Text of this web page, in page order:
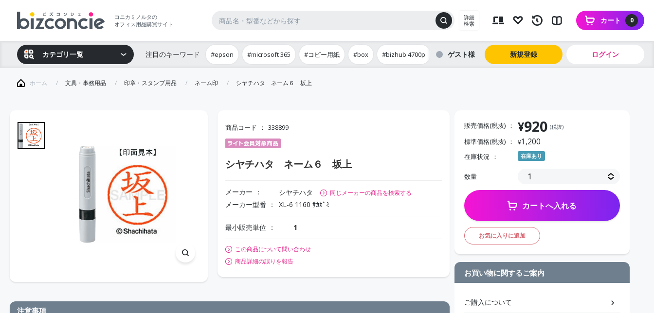
コニカミノルタの
オフィス用品購買サイト
詳細
検索
0
カート
カテゴリ一覧 注目のキーワード #epson #microsoft 365 #コピー用紙 #box #bizhub 4700p ゲスト 新規登録 ログイン
ホーム 文具・事務用品 印章・スタンプ用品 ネーム印 シヤチハタ ネーム６ 坂上
商品コード 338899
シヤチハタ ネーム６ 坂上
メーカー シヤチハタ 同じメーカーの商品を検索する
メーカー型番 XL-6 1160 ｻｶｶﾞﾐ
最小販売単位 1
この商品について問い合わせ
商品詳細の誤りを報告
注意事項
販売価格(税抜) ¥920 (税抜)
標準価格(税抜) ¥1,200
在庫状況 在庫あり
数量
カートへ入れる
お気に入りに追加
お買い物に関するご案内
ご購入について